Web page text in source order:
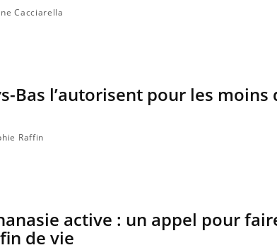
Cacciarella
Bas l’autorisent pour les moins
Raffin
active : un appel pour
de vie
des Mains : se
l’été !
avec lui, un tout nouveau
Vacances, plage, piscine,